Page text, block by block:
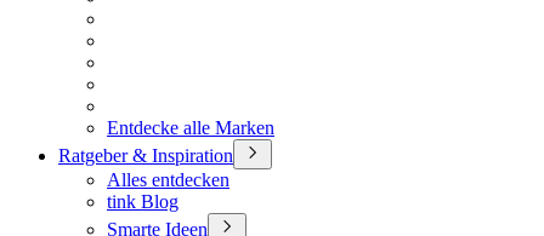
Entdecke alle Marken
Ratgeber & Inspiration
Alles entdecken
tink Blog
Smarte Ideen